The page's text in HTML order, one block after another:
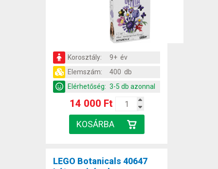
Korosztály:
9+ év
Elemszám:
400 db
Elérhetőség: 3-5 db azonnal
14 000 Ft
LEGO Botanicals 40647